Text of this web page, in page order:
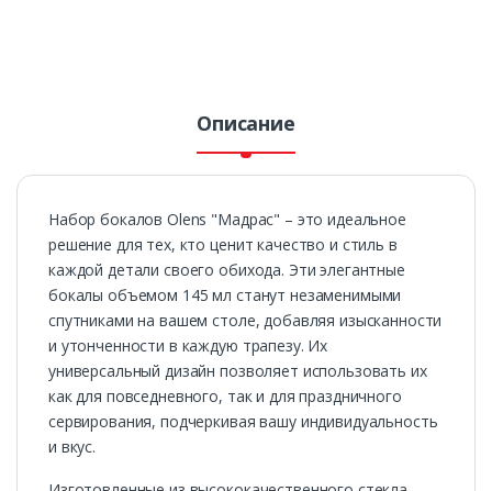
Описание
Набор бокалов Olens "Мадрас" – это идеальное
решение для тех, кто ценит качество и стиль в
каждой детали своего обихода. Эти элегантные
бокалы объемом 145 мл станут незаменимыми
спутниками на вашем столе, добавляя изысканности
и утонченности в каждую трапезу. Их
универсальный дизайн позволяет использовать их
как для повседневного, так и для праздничного
сервирования, подчеркивая вашу индивидуальность
и вкус.